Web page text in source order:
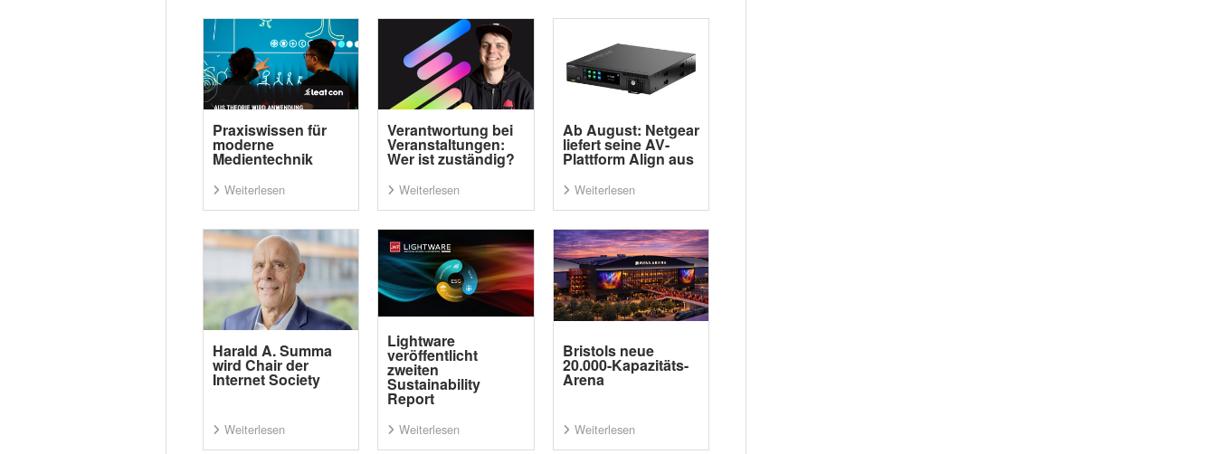
Praxiswissen für
moderne
Medientechnik
Weiterlesen
Verantwortung bei
Veranstaltungen:
Wer ist zuständig?
Weiterlesen
Ab August: Netgear
liefert seine AV-
Plattform Align aus
Weiterlesen
Harald A. Summa
wird Chair der
Internet Society
Weiterlesen
Lightware
veröffentlicht
zweiten
Sustainability
Report
Weiterlesen
Bristols neue
20.000-Kapazitäts-
Arena
Weiterlesen